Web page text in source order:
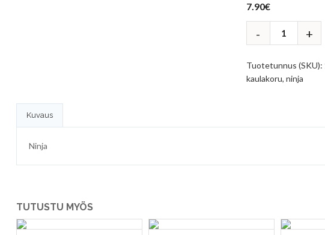
7.90€
Tuotetunnus (SKU):
kaulakoru, ninja
Kuvaus
Ninja
TUTUSTU MYÖS